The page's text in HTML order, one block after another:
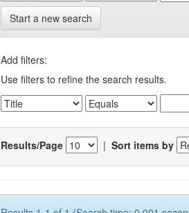
Start a new search
Add filters:
Use filters to refine the search results.
Results/Page | Sort items by